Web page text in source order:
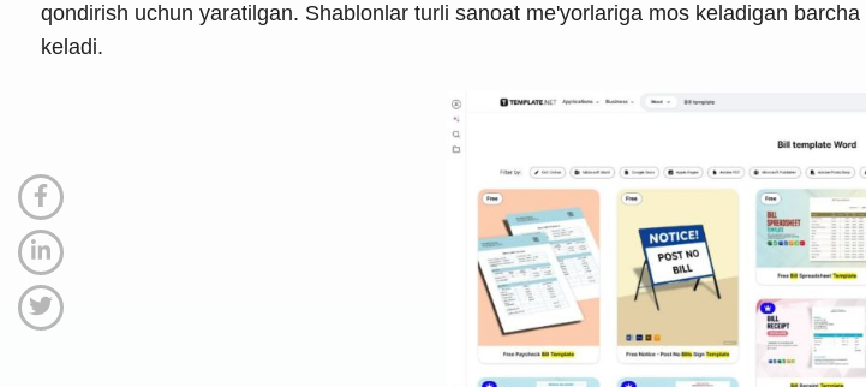
qondirish uchun yaratilgan. Shablonlar turli sanoat me'yorlariga mos keladigan
keladi.